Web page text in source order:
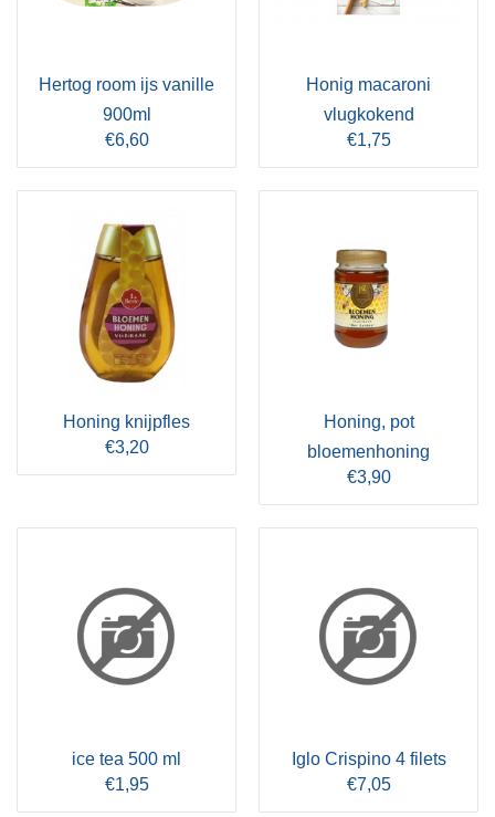
Hertog room ijs vanille
900ml
€6,60
Honig macaroni
vlugkokend
€1,75
Honing knijpfles
€3,20
Honing, pot
bloemenhoning
€3,90
ice tea 500 ml
€1,95
Iglo Crispino 4 filets
€7,05